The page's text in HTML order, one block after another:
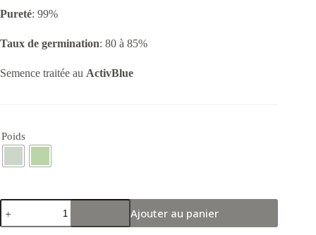
Pureté: 99%
Taux de germination: 80 à 85%
Semence traitée au ActivBlue
Poids
quantité
de
Tomate
Ajouter au panier